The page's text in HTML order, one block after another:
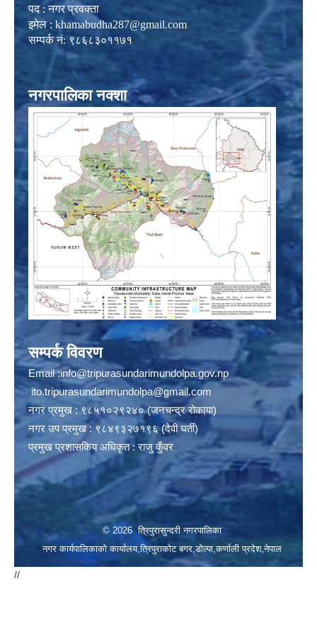
पद : नगर प्रवक्ता
इमेल : khamabudha287@gmail.com
सम्पर्क नं: ९८६८३०११७१
नगरपालिका नक्शा
सम्पर्क विवरण
Email :info@tripurasundarimundolpa.gov.np
ito.tripurasundarimundolpa@gmail.com
नगर प्रमुख : ९८५१०२९२४० (जनचन्द्र रोकाया)
नगर उप प्रमुख : ९८४९३२७१९६ (देवी घर्ती)
प्रमुख प्रशासकिय अधिकृत : राजु कुँवर
© 2026 त्रिपुरासुन्दरी नगरपालिका
नगर कार्यपालिकाको कार्यालय,त्रिपुराकोट बगर,डोल्पा,कर्णाली प्रदेश,नेपाल
//